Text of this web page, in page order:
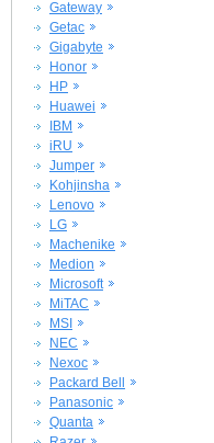
Gateway
Getac
Gigabyte
Honor
HP
Huawei
IBM
iRU
Jumper
Kohjinsha
Lenovo
LG
Machenike
Medion
Microsoft
MiTAC
MSI
NEC
Nexoc
Packard Bell
Panasonic
Quanta